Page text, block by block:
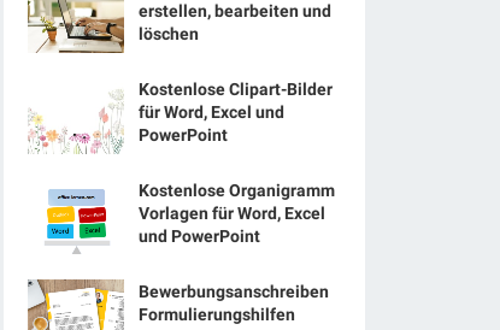
erstellen, bearbeiten und
löschen
Kostenlose Clipart-Bilder
für Word, Excel und
PowerPoint
Kostenlose Organigramm
Vorlagen für Word, Excel
und PowerPoint
Bewerbungsanschreiben
Formulierungshilfen